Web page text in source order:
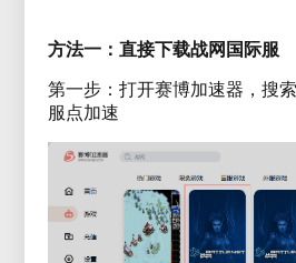
方法一：直接下载战网国际服
第一步：打开赛博加速器，搜
服点加速